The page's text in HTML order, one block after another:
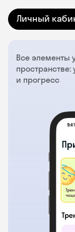
Личный
Все элементы
и прогресс